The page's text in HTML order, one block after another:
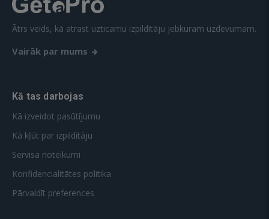
Ātrs veids, kā atrast uzticamu izpildītāju jebkuram uzdevumam.
Vairāk par mums
Kā tas darbojas
Kā izveidot pasūtījumu
Kā kļūt par izpildītāju
Servisa noteikumi
Konfidencialitātes politika
Pārvaldīt preferences